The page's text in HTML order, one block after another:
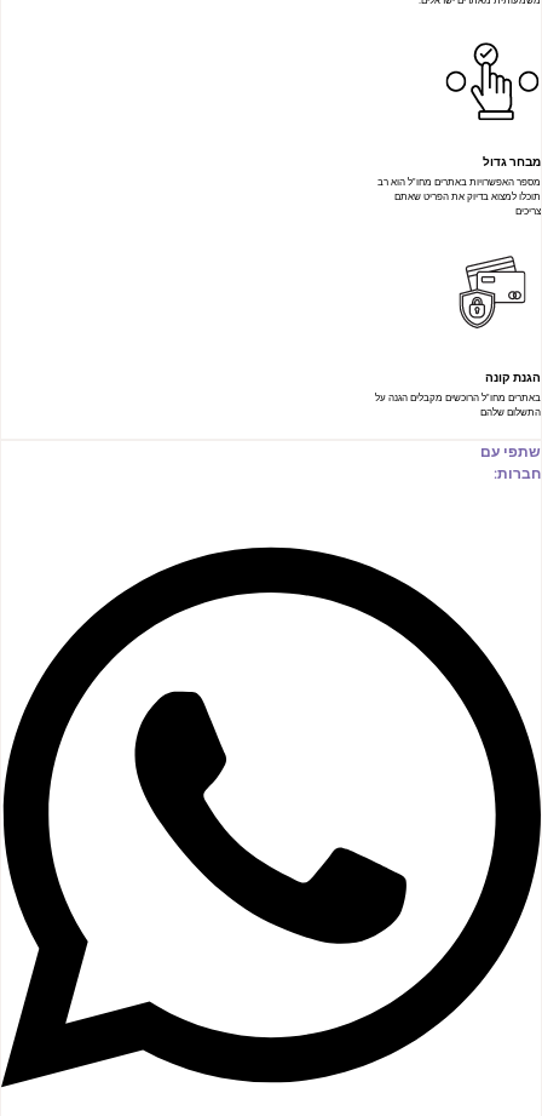
מבחר גדול
מספר האפשרויות באתרים מחו"ל הוא רב
תוכלו למצוא בדיוק את הפריט שאתם
צריכים
הגנת קונה
באתרים מחו"ל הרוכשים מקבלים הגנה על
התשלום שלהם
שתפי עם
חברות: